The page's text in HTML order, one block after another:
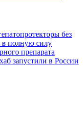
без
в полную силу
препарата
запустили в России